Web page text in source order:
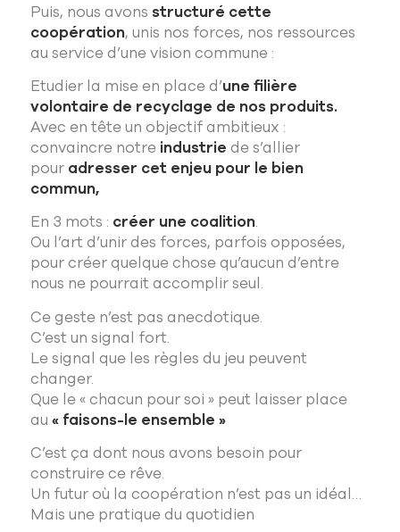
Puis, nous avons structuré cette
coopération, unis nos forces, nos ressources
au service d’une vision commune :
Etudier la mise en place d’une filière
volontaire de recyclage de nos produits.
Avec en tête un objectif ambitieux :
convaincre notre industrie de s’allier
pour adresser cet enjeu pour le bien
commun,
En 3 mots : créer une coalition.
Ou l’art d’unir des forces, parfois opposées,
pour créer quelque chose qu’aucun d’entre
nous ne pourrait accomplir seul.
Ce geste n’est pas anecdotique.
C’est un signal fort.
Le signal que les règles du jeu peuvent
changer.
Que le « chacun pour soi » peut laisser place
au « faisons-le ensemble »
C’est ça dont nous avons besoin pour
construire ce rêve.
Un futur où la coopération n’est pas un idéal…
Mais une pratique du quotidien